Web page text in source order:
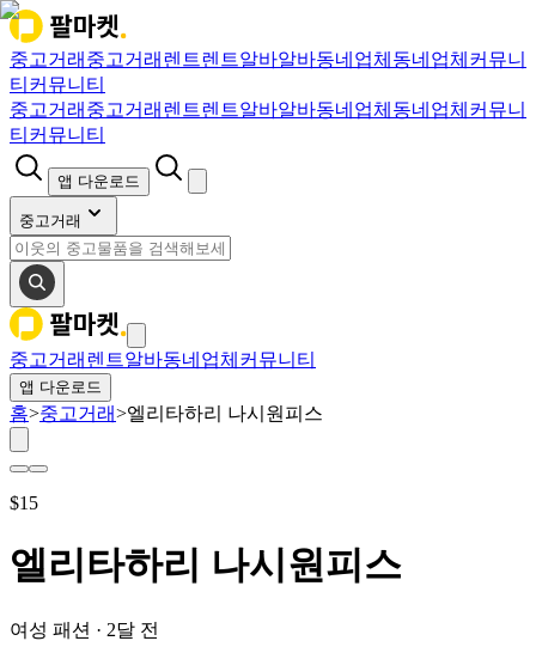
중고거래 중고거래 렌트렌트알바알바동네업체 동네업체 커뮤니
티 커뮤니티
중고거래 중고거래 렌트렌트알바알바동네업체 동네업체 커뮤니
티 커뮤니티
앱 다운로드
중고거래
중고거래 렌트알바동네업체 커뮤니티
앱 다운로드
홈>중고거래>엘리타하리 나시원피스
$15
엘리타하리 나시원피스
여성 패션 · 2달 전